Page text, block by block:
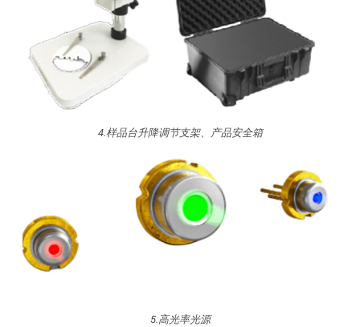
4.样品台升降调节支架、产品安全箱
5.高光率光源